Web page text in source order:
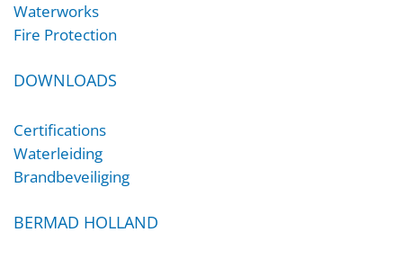
Waterworks
Fire Protection
DOWNLOADS
Certifications
Waterleiding
Brandbeveiliging
BERMAD HOLLAND